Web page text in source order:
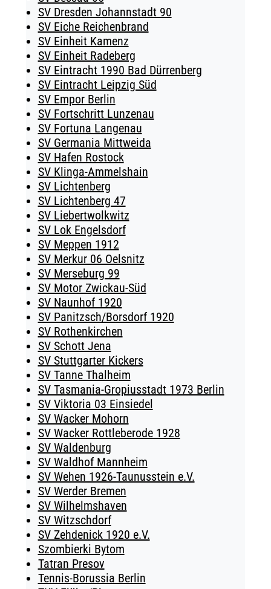
SV Dresden Johannstadt 90
SV Eiche Reichenbrand
SV Einheit Kamenz
SV Einheit Radeberg
SV Eintracht 1990 Bad Dürrenberg
SV Eintracht Leipzig Süd
SV Empor Berlin
SV Fortschritt Lunzenau
SV Fortuna Langenau
SV Germania Mittweida
SV Hafen Rostock
SV Klinga-Ammelshain
SV Lichtenberg
SV Lichtenberg 47
SV Liebertwolkwitz
SV Lok Engelsdorf
SV Meppen 1912
SV Merkur 06 Oelsnitz
SV Merseburg 99
SV Motor Zwickau-Süd
SV Naunhof 1920
SV Panitzsch/​Borsdorf 1920
SV Rothenkirchen
SV Schott Jena
SV Stuttgarter Kickers
SV Tanne Thalheim
SV Tasmania-Gropiusstadt 1973 Berlin
SV Viktoria 03 Einsiedel
SV Wacker Mohorn
SV Wacker Rottleberode 1928
SV Waldenburg
SV Waldhof Mannheim
SV Wehen 1926-Taunusstein e.V.
SV Werder Bremen
SV Wilhelmshaven
SV Witzschdorf
SV Zehdenick 1920 e.V.
Szombierki Bytom
Tatran Presov
Tennis-Borussia Berlin